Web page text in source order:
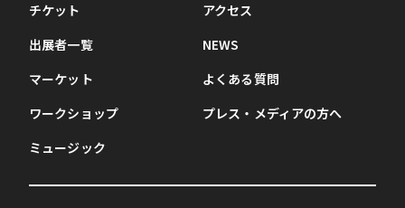
チケット
出展者一覧
マーケット
ワークショップ
ミュージック
アクセス
NEWS
よくある質問
プレス・メディアの方へ